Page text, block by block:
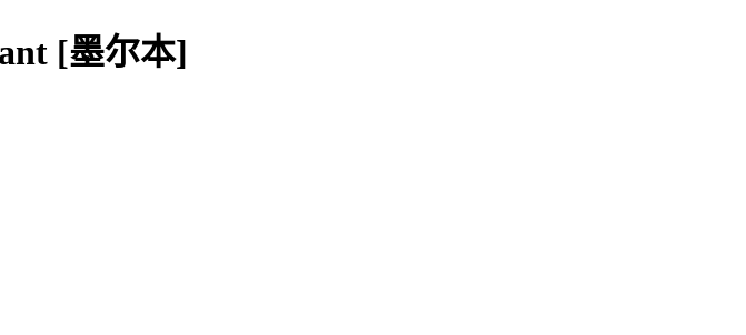
[墨尔本]